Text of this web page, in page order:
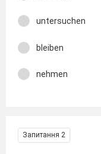
untersuchen
bleiben
nehmen
Запитання 2